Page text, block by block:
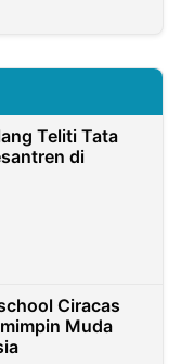
Teliti Tata
di
Ciracas
Muda